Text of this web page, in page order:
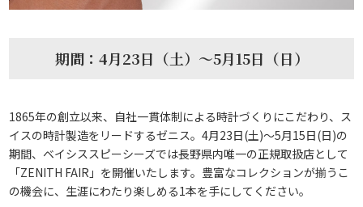
期間：4月23日（土）～5月15日（日）
1865年の創立以来、自社一貫体制による時計づくりにこだわり、ス
イスの時計製造をリードするゼニス。4月23日(土)～5月15日(日)の
期間、ベイシススピーシーズでは長野県内唯一の正規取扱店として
「ZENITH FAIR」を開催いたします。豊富なコレクションが揃うこ
の機会に、生涯にわたり楽しめる1本を手にしてください。